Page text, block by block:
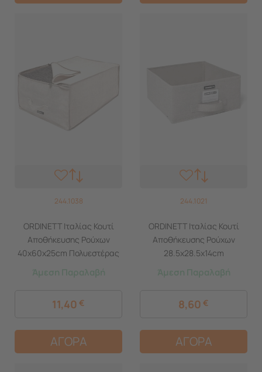
244.1038
ORDINETT Ιταλίας Κουτί
Αποθήκευσης Ρούχων
40x60x25cm Πολυεστέρας
60lt 0.29kg BLANKET 2
Άμεση Παραλαβή
11,40 €
ΑΓΟΡΑ
244.1021
ORDINETT Ιταλίας Κουτί
Αποθήκευσης Ρούχων
28.5x28.5x14cm
Πολυεστέρας 12lt 0.27kg
Άμεση Παραλαβή
8,60 €
ΑΓΟΡΑ